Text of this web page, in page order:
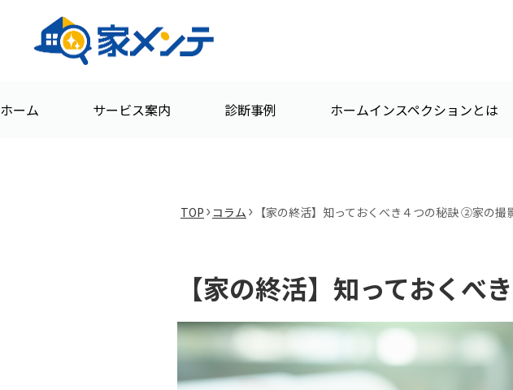
ホーム サービス案内 診断事例 ホームインスペクションとは
TOP コラム 【家の終活】知っておくべき４つの秘訣 ②家の撮
【家の終活】知っておく